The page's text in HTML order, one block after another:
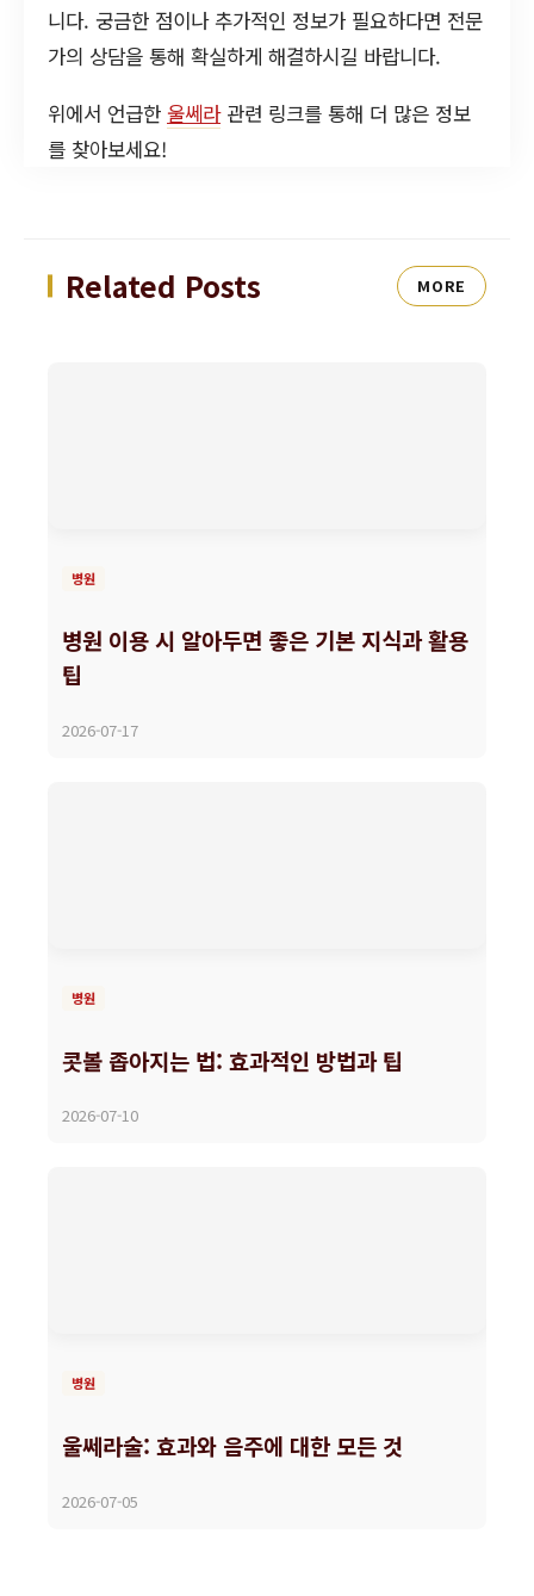
니다. 궁금한 점이나 추가적인 정보가 필요하다면 전문
가의 상담을 통해 확실하게 해결하시길 바랍니다.
위에서 언급한 울쎄라관련 링크를 통해 더 많은 정보
를 찾아보세요!
Related Posts MORE
병원
병원 이용 시 알아두면 좋은 기본 지식과 활용
팁
2026-07-17
병원
콧볼 좁아지는 법: 효과적인 방법과 팁
2026-07-10
병원
울쎄라술: 효과와 음주에 대한 모든 것
2026-07-05